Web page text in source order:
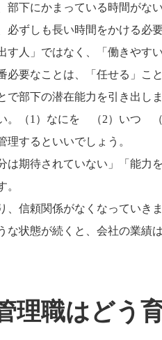
下にかまっている時間がない
ずしも長い時間をかける必
す人」ではなく、「働きやす
必要なことは、「任せる」こ
部下の潜在能力を引き出しま
。（1）なにを （2）いつ
するといいでしょう。
は期待されていない」「能力
。
、信頼関係がなくなっていき
状態が続くと、会社の業績
理職はどう